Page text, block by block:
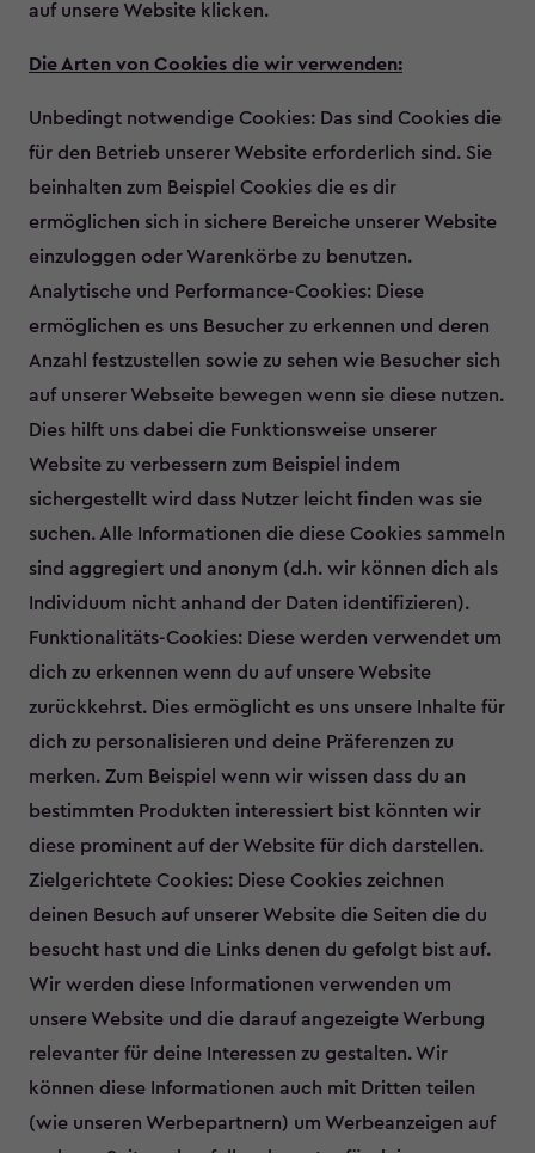
auf unsere Website klicken.
Die Arten von Cookies die wir verwenden:
Unbedingt notwendige Cookies: Das sind Cookies die
für den Betrieb unserer Website erforderlich sind. Sie
beinhalten zum Beispiel Cookies die es dir
ermöglichen sich in sichere Bereiche unserer Website
einzuloggen oder Warenkörbe zu benutzen.
Analytische und Performance-Cookies: Diese
ermöglichen es uns Besucher zu erkennen und deren
Anzahl festzustellen sowie zu sehen wie Besucher sich
auf unserer Webseite bewegen wenn sie diese nutzen.
Dies hilft uns dabei die Funktionsweise unserer
Website zu verbessern zum Beispiel indem
sichergestellt wird dass Nutzer leicht finden was sie
suchen. Alle Informationen die diese Cookies sammeln
sind aggregiert und anonym (d.h. wir können dich als
Individuum nicht anhand der Daten identifizieren).
Funktionalitäts-Cookies: Diese werden verwendet um
dich zu erkennen wenn du auf unsere Website
zurückkehrst. Dies ermöglicht es uns unsere Inhalte für
dich zu personalisieren und deine Präferenzen zu
merken. Zum Beispiel wenn wir wissen dass du an
bestimmten Produkten interessiert bist könnten wir
diese prominent auf der Website für dich darstellen.
Zielgerichtete Cookies: Diese Cookies zeichnen
deinen Besuch auf unserer Website die Seiten die du
besucht hast und die Links denen du gefolgt bist auf.
Wir werden diese Informationen verwenden um
unsere Website und die darauf angezeigte Werbung
relevanter für deine Interessen zu gestalten. Wir
können diese Informationen auch mit Dritten teilen
(wie unseren Werbepartnern) um Werbeanzeigen auf